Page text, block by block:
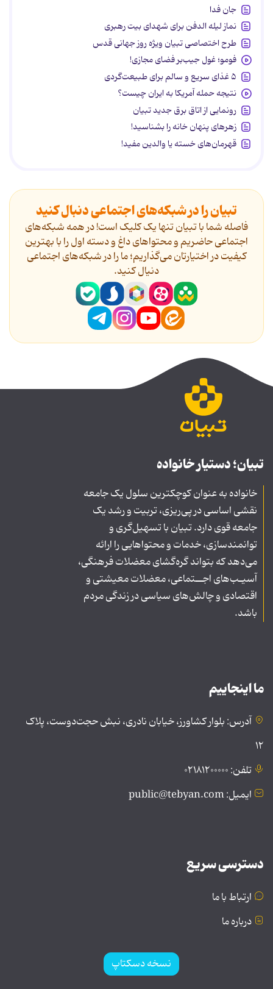
جان فدا
نماز لیله الدفن برای شهدای بیت رهبری
طرح اختصاصی تبیان ویژه روز جهانی قدس
فومو؛ غول جیب‌بر فضای مجازی!
۵ غذای سریع و سالم برای طبیعت‌گردی
نتیجه حمله آمریکا به ایران چیست؟
رونمایی از اتاق برق جدید تبیان
زهرهای پنهان خانه را بشناسید!
قهرمان‌های خسته یا والدین مفید!
تبیان را در شبکه‌های اجتماعی دنبال کنید
فاصله شما با تبیان تنها یک کلیک است! در همه شبکه‌های
اجتماعی حاضریم و محتواهای داغ و دسته اول را با بهترین
کیفیت در اختیارتان می‌گذاریم؛ ما را در شبکه‌های اجتماعی
دنیال کنید.
تبیان؛ دستیار خانواده
خانواده به عنوان کوچکترین سلول یک جامعه
نقشی اساسی در پی‌ریزی، تربیت و رشد یک
جامعه قوی دارد. تبیان با تسهیل‌گری و
توانمندسازی، خدمات و محتواهایی را ارائه
می‌دهد که بتواند گره‌گشای معضلات فرهنگی،
آسیـب‌های اجــتماعی، معضلات معیشتی و
اقتصادی و چالش‌های سیاسی در زندگی مردم
باشد.
ما اینجاییم
آدرس: بلوار کشاورز، خیابان نادری، نبش حجت‌دوست، پلاک
۱۲
تلفن: ۰۲۱۸۱۲۰۰۰۰۰
ایمیل: public@tebyan.com
دسترسی سریع
ارتباط با ما
درباره ما
نسخه دسکتاپ